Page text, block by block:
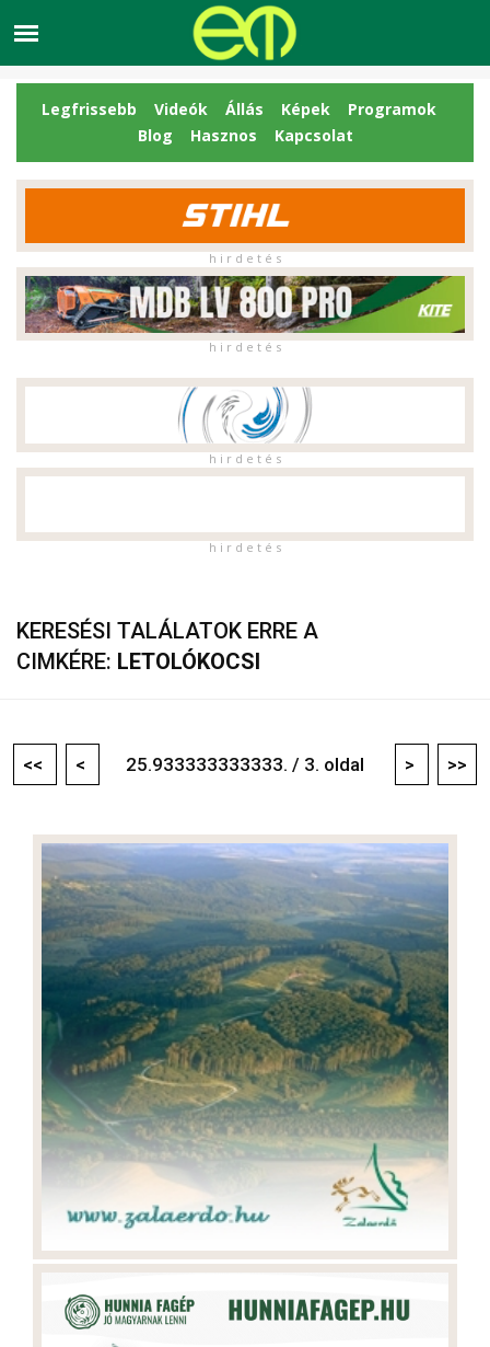
Legfrissebb Videók Állás Képek
Programok
Blog
Hasznos Kapcsolat
h i r d e t é s
h i r d e t é s
h i r d e t é s
h i r d e t é s
KERESÉSI TALÁLATOK ERRE A
CIMKÉRE: LETOLÓKOCSI
<< < 25.933333333333. / 3. oldal > >>